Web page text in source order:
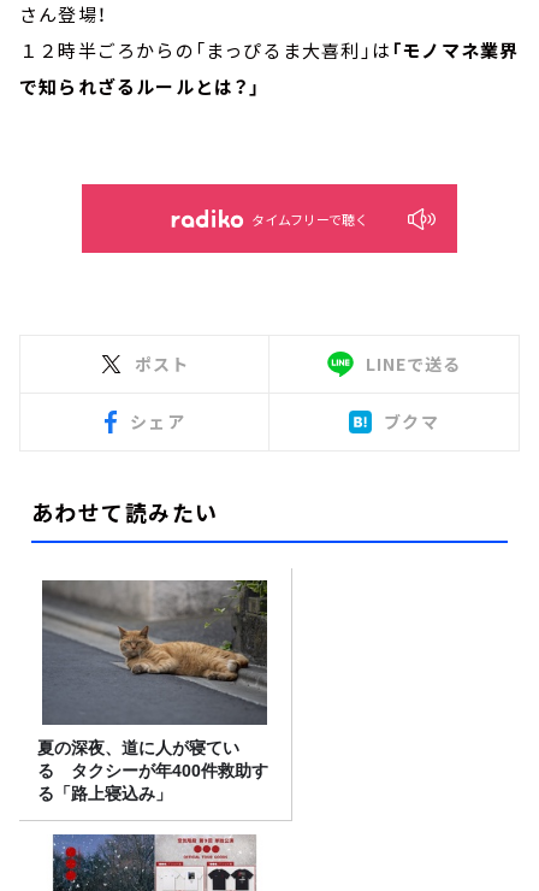
さん登場！
１２時半ごろからの「まっぴるま大喜利」は 「モノマネ業界
で知られざるルールとは？」
タイムフリーで聴く
ポスト LINEで送る
シェア ブクマ
あわせて読みたい
夏の深夜、道に人が寝てい
る タクシーが年400件救助す
る「路上寝込み」